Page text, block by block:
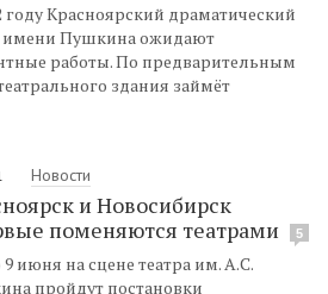
году Красноярский драматический
имени Пушкина ожидают
работы. По предварительным
здания займёт
Новости
и Новосибирск
поменяются театрами
5
9 июня на сцене театра им. А.С.
пройдут постановки